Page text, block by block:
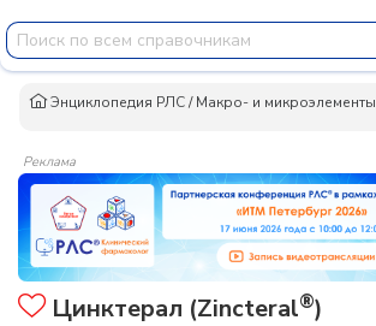
Энциклопедия РЛС/Макро- и микроэлементы
Реклама
Цинктерал (Zincteral®)